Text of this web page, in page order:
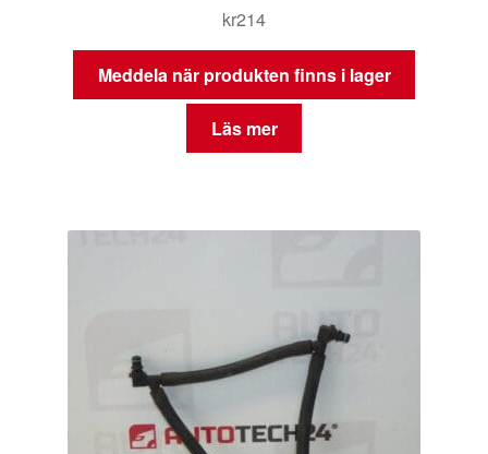
kr214
Meddela när produkten finns i lager
Läs mer